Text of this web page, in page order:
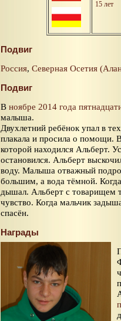
15 лет
Подвиг
Россия, Северная Осетия
Подвиг
В ноябре 2014 года
малыша.
Двухлетний ребёнок упал в
плакала и просила о помощи.
которой находился Альберт.
остановился. Альберт
воду. Малыша отважный
большим, а вода тёмной.
дышал. Альберт с товарищем
чувство. Когда мальчик
спасён.
Награды